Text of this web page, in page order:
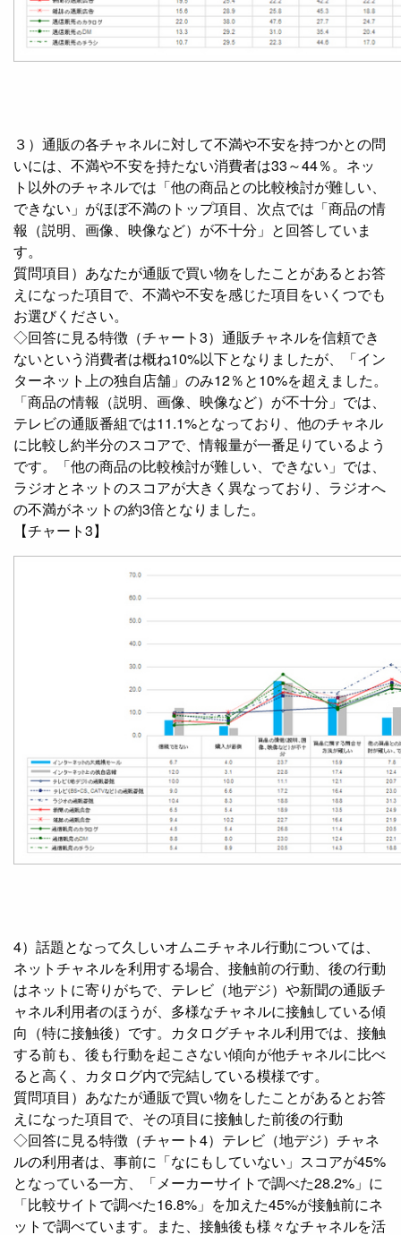
３）通販の各チャネルに対して不満や不安を持つかとの問
いには、不満や不安を持たない消費者は33～44％。ネッ
ト以外のチャネルでは「他の商品との比較検討が難しい、
できない」がほぼ不満のトップ項目、次点では「商品の情
報（説明、画像、映像など）が不十分」と回答していま
す。
質問項目）あなたが通販で買い物をしたことがあるとお答
えになった項目で、不満や不安を感じた項目をいくつでも
お選びください。
◇回答に見る特徴（チャート3）通販チャネルを信頼でき
ないという消費者は概ね10%以下となりましたが、「イン
ターネット上の独自店舗」のみ12％と10%を超えました。
「商品の情報（説明、画像、映像など）が不十分」では、
テレビの通販番組では11.1%となっており、他のチャネル
に比較し約半分のスコアで、情報量が一番足りているよう
です。「他の商品の比較検討が難しい、できない」では、
ラジオとネットのスコアが大きく異なっており、ラジオへ
の不満がネットの約3倍となりました。
【チャート3】
4）話題となって久しいオムニチャネル行動については、
ネットチャネルを利用する場合、接触前の行動、後の行動
はネットに寄りがちで、テレビ（地デジ）や新聞の通販チ
ャネル利用者のほうが、多様なチャネルに接触している傾
向（特に接触後）です。カタログチャネル利用では、接触
する前も、後も行動を起こさない傾向が他チャネルに比べ
ると高く、カタログ内で完結している模様です。
質問項目）あなたが通販で買い物をしたことがあるとお答
えになった項目で、その項目に接触した前後の行動
◇回答に見る特徴（チャート4）テレビ（地デジ）チャネ
ルの利用者は、事前に「なにもしていない」スコアが45%
となっている一方、「メーカーサイトで調べた28.2%」に
「比較サイトで調べた16.8%」を加えた45%が接触前にネ
ットで調べています。また、接触後も様々なチャネルを活